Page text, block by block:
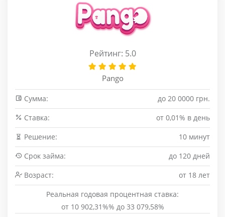
Рейтинг: 5.0
Pango
Сумма:
до 20 0000 грн.
Cтавка:
от 0,01% в день
Решение:
10 минут
Срок займа:
до 120 дней
Возраст:
от 18 лет
Реальная годовая процентная ставка:
от 10 902,31%% до 33 079,58%